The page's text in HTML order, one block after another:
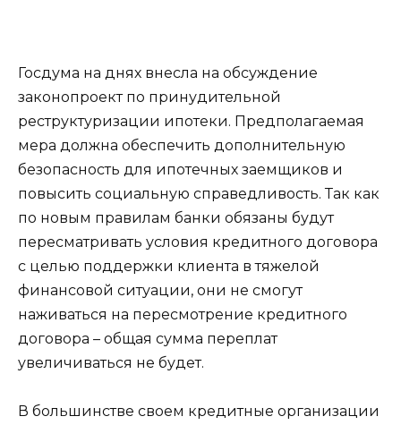
Госдума на днях внесла на обсуждение
законопроект по принудительной
реструктуризации ипотеки. Предполагаемая
мера должна обеспечить дополнительную
безопасность для ипотечных заемщиков и
повысить социальную справедливость. Так как
по новым правилам банки обязаны будут
пересматривать условия кредитного договора
с целью поддержки клиента в тяжелой
финансовой ситуации, они не смогут
наживаться на пересмотрение кредитного
договора – общая сумма переплат
увеличиваться не будет.
В большинстве своем кредитные организации